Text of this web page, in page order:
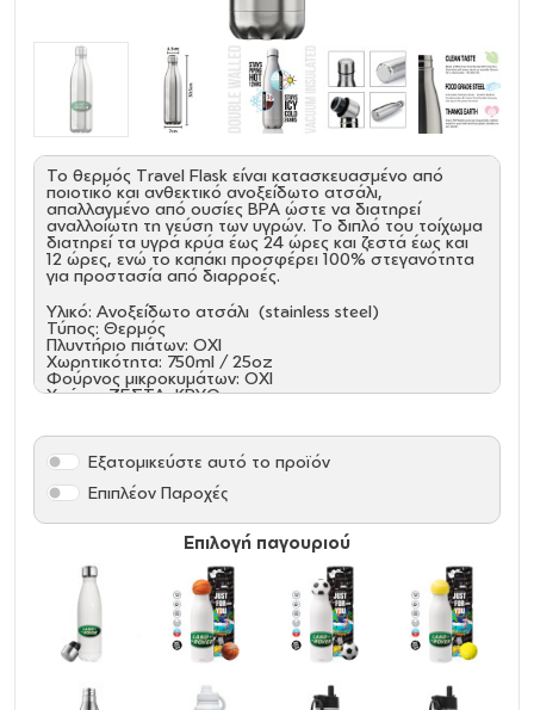
Το θερμός Travel Flask είναι κατασκευασμένο από
ποιοτικό και ανθεκτικό ανοξείδωτο ατσάλι,
απαλλαγμένο από ουσίες BPA ώστε να διατηρεί
αναλλοίωτη τη γεύση των υγρών. Το διπλό του τοίχωμα
διατηρεί τα υγρά κρύα έως 24 ώρες και ζεστά έως και
12 ώρες, ενώ το καπάκι προσφέρει 100% στεγανότητα
για προστασία από διαρροές.
Υλικό: Ανοξείδωτο ατσάλι (stainless steel)
Τύπος: Θερμός
Πλυντήριο πιάτων: ΟΧΙ
Χωρητικότητα: 750ml / 25oz
Φούρνος μικροκυμάτων: ΟΧΙ
Χρήση: ΖΕΣΤΑ, ΚΡΥΟ
Όξινα: NAI
Επιλογή παγουριού
Εξατομικεύστε αυτό το προϊόν
Επιπλέον Παροχές